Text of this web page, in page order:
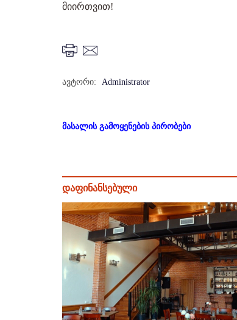
მიირთვით!
ავტორი: Administrator
მასალის გამოყენების პირობები
დაფინანსებული